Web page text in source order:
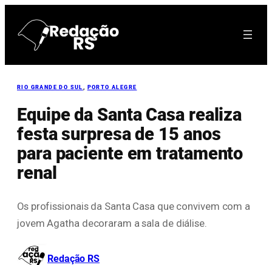
para
RIO GRANDE DO SUL , PORTO ALEGRE
Equipe da Santa Casa realiza
festa surpresa de 15 anos
para paciente em tratamento
renal
Os profissionais da Santa Casa que convivem com a
jovem Agatha decoraram a sala de diálise.
Redação RS